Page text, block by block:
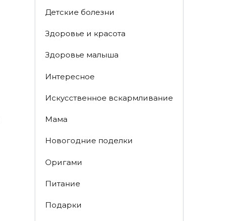
Детские болезни
Здоровье и красота
Здоровье малыша
Интересное
Искусственное вскармливание
Мама
Новогодние поделки
Оригами
Питание
Подарки